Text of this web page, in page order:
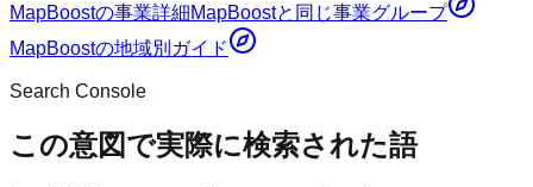
MapBoostの事業詳細MapBoostと同じ事業グループ
MapBoostの地域別ガイド
Search Console
この意図で実際に検索された語